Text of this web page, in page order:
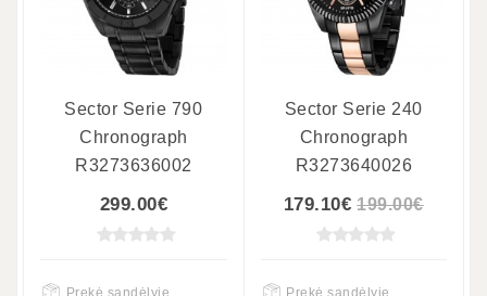
Sector Serie 790
Chronograph
R3273636002
299.00€
Prekė sandėlyje
Sector Serie 240
Chronograph
R3273640026
179.10€ 199.00€
Prekė sandėlyje